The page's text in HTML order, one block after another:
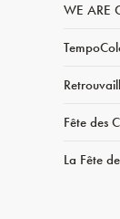
WE ARE
Fête des
La Fête